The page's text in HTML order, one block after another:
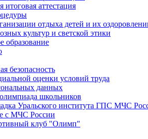
итоговая аттестация
отдыха детей и их
культур и светской этики
образование
безопасность
оценки условий труда
данных
школьников
Уральского института ГПС МЧС
с МЧС России
клуб "Олимп"